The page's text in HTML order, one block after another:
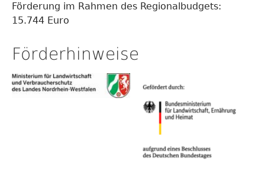
Förderung im Rahmen des Regionalbudgets:
15.744 Euro
Förderhinweise